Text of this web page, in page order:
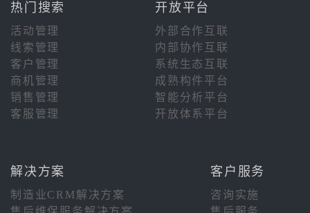
热门搜索 开放平台
活动管理
外部合作互联
线索管理
内部协作互联
客户管理
系统生态互联
商机管理
成熟构件平台
销售管理
智能分析平台
客服管理
开放体系平台
解决方案 客户服务
制造业CRM解决方案
咨询实施